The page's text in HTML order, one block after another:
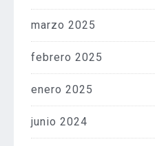
marzo 2025
febrero 2025
enero 2025
junio 2024